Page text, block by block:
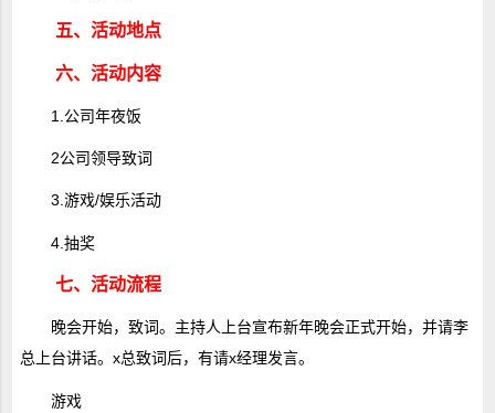
五、活动地点
六、活动内容
1.公司年夜饭
2公司领导致词
3.游戏/娱乐活动
4.抽奖
七、活动流程
晚会开始，致词。主持人上台宣布新年晚会正式开始，并请李
总上台讲话。x总致词后，有请x经理发言。
游戏